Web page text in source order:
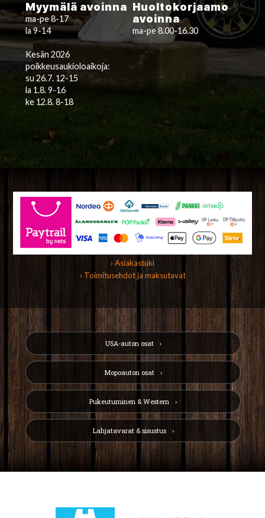
Myymälä avoinna
ma-pe 8-17
la 9-14
Kesän 2026
poikkeusaukioloaikoja:
su 26.7. 12-15
la 1.8. 9-16
ke 12.8. 8-18
Huoltokorjaamo
avoinna
ma-pe 8.00-16.30
› Asiakastuki
› Toimitusehdot ja maksutavat
USA-auton osat
Mopoauton osat
Pukeutuminen & Western
Lahjatavarat & sisustus